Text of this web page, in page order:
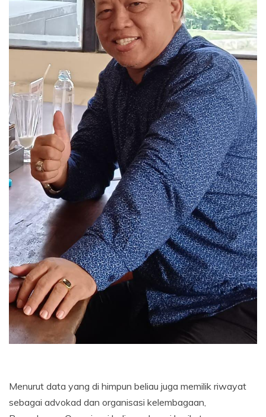
Menurut data yang di himpun beliau juga memilik riwayat
sebagai advokad dan organisasi kelembagaan,